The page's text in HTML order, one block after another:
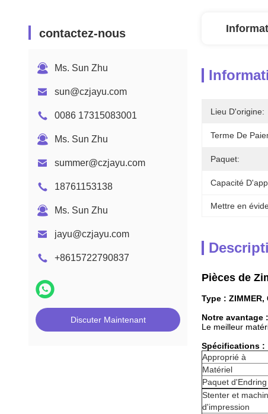
contactez-nous
Ms. Sun Zhu
sun@czjayu.com
0086 17315083001
Ms. Sun Zhu
summer@czjayu.com
18761153138
Ms. Sun Zhu
jayu@czjayu.com
+8615722790837
Discuter Maintenant
Lieu D'origine:
Terme De
Paquet:
Capacité
Mettre en
Pièces de
Type : ZIMMER,
Notre avantage :
Le meilleur
Spécifications :
Approprié à
Matériel
Paquet d'Endring
Stenter et
d'impression